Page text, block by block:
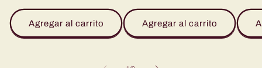
oferta
Agregar al carrito
oferta
Agregar al carrito